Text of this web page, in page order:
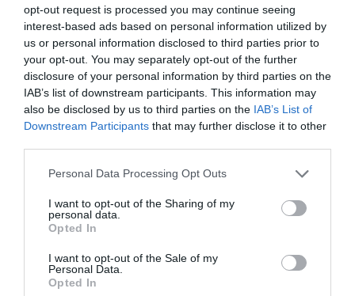
opt-out request is processed you may continue seeing
interest-based ads based on personal information utilized by
us or personal information disclosed to third parties prior to
your opt-out. You may separately opt-out of the further
disclosure of your personal information by third parties on the
IAB’s list of downstream participants. This information may
also be disclosed by us to third parties on the IAB’s List of
Downstream Participants that may further disclose it to other
Personal Data Processing Opt Outs
I want to opt-out of the Sharing of my
personal data.
Opted In
I want to opt-out of the Sale of my
Personal Data.
Opted In
ATTUALITÀ
Cagliari, smantellata rete accusata di
favorire l’immigrazione irregolare: otto fermi